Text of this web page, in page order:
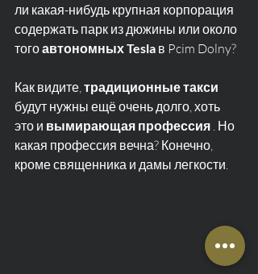
ли какая-нибудь крупная корпорация
содержать парк из дюжины или около
того автономных Tesla в Pcim Dolny?
Как видите, традиционные такси
будут нужны ещё очень долго, хоть
это и вымирающая профессия . Но
какая профессия вечна? Конечно,
кроме священника и дамы легкости.